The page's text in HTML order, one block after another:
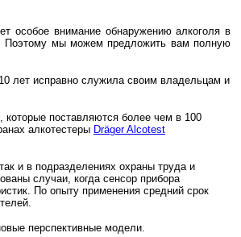
особое внимание обнаружению алкоголя в
Поэтому мы можем предложить вам полную
10 лет исправно служила своим владельцам и
, которые поставляются более чем в 100
алкотестеры Dräger Alcotest
и в подразделениях охраны труда и
случаи, когда сенсор прибора
По опыту применения средний срок
перспективные модели.